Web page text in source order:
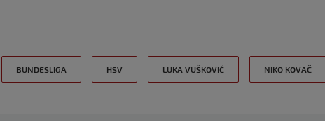
BUNDESLIGA HSV LUKA VUŠKOVIĆ NIKO KOVAČ